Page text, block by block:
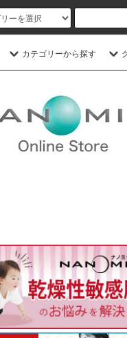
カテゴリーから探す